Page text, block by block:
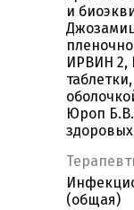
и
ИРВИН 2,
Юроп
(общая)